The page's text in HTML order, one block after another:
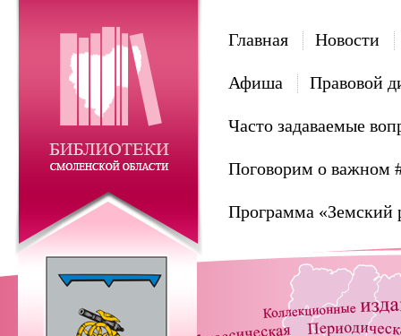
Главная Новости
Афиша Правовой
Часто задаваемые
Поговорим о важном
Программа «Земский